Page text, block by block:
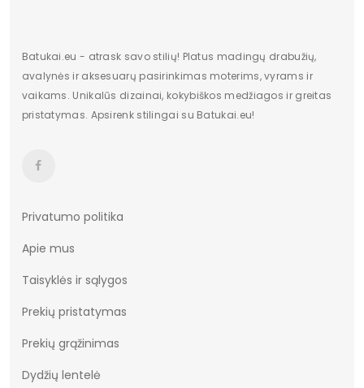
Batukai.eu - atrask savo stilių! Platus madingų drabužių,
avalynės ir aksesuarų pasirinkimas moterims, vyrams ir
vaikams. Unikalūs dizainai, kokybiškos medžiagos ir greitas
pristatymas. Apsirenk stilingai su Batukai.eu!
Privatumo politika
Apie mus
Taisyklės ir sąlygos
Prekių pristatymas
Prekių grąžinimas
Dydžių lentelė